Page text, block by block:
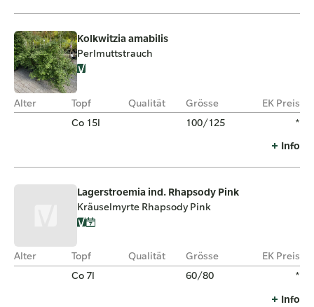
Kolkwitzia amabilis
Perlmuttstrauch
Alter Topf Qualität Grösse
EK Preis
Co 15l
100/125 *
Info
Lagerstroemia ind. Rhapsody Pink
Kräuselmyrte Rhapsody Pink
Alter Topf Qualität Grösse
EK Preis
Co 7l
60/80 *
Info